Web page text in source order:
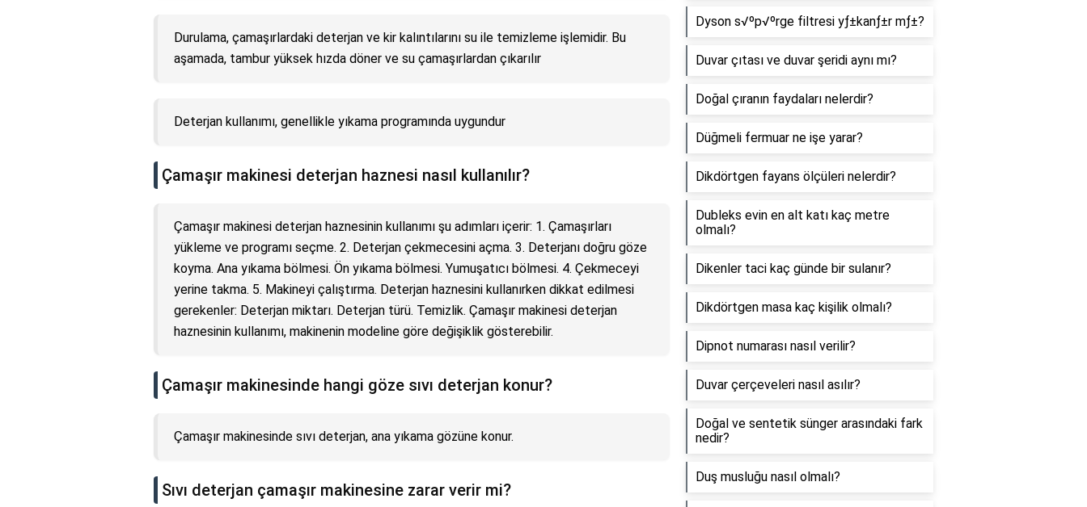
Durulama, çamaşırlardaki deterjan ve kir kalıntılarını su ile temizleme işlemidir. Bu
aşamada, tambur yüksek hızda döner ve su çamaşırlardan çıkarılır
Deterjan kullanımı, genellikle yıkama programında uygundur
Çamaşır makinesi deterjan haznesi nasıl kullanılır?
Çamaşır makinesi deterjan haznesinin kullanımı şu adımları içerir: 1. Çamaşırları
yükleme ve programı seçme. 2. Deterjan çekmecesini açma. 3. Deterjanı doğru göze
koyma. Ana yıkama bölmesi. Ön yıkama bölmesi. Yumuşatıcı bölmesi. 4. Çekmeceyi
yerine takma. 5. Makineyi çalıştırma. Deterjan haznesini kullanırken dikkat edilmesi
gerekenler: Deterjan miktarı. Deterjan türü. Temizlik. Çamaşır makinesi deterjan
haznesinin kullanımı, makinenin modeline göre değişiklik gösterebilir.
Çamaşır makinesinde hangi göze sıvı deterjan konur?
Çamaşır makinesinde sıvı deterjan, ana yıkama gözüne konur.
Sıvı deterjan çamaşır makinesine zarar verir mi?
Dyson s√ºp√ºrge filtresi yƒ±kanƒ±r mƒ±?
Duvar çıtası ve duvar şeridi aynı mı?
Doğal çıranın faydaları nelerdir?
Düğmeli fermuar ne işe yarar?
Dikdörtgen fayans ölçüleri nelerdir?
Dubleks evin en alt katı kaç metre
olmalı?
Dikenler taci kaç günde bir sulanır?
Dikdörtgen masa kaç kişilik olmalı?
Dipnot numarası nasıl verilir?
Duvar çerçeveleri nasıl asılır?
Doğal ve sentetik sünger arasındaki fark
nedir?
Duş musluğu nasıl olmalı?